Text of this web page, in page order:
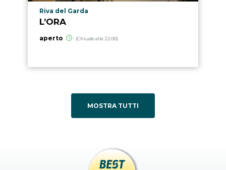
Località punto di interesse
Riva del Garda
L’ORA
aperto (Chiude alle 22:00)
MOSTRA TUTTI